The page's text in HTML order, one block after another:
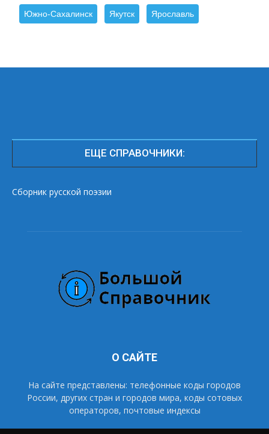
Южно-Сахалинск Якутск Ярославль
ЕЩЕ СПРАВОЧНИКИ:
Сборник русской поэзии
О САЙТЕ
На сайте представлены: телефонные коды городов
России, других стран и городов мира, коды сотовых
операторов, почтовые индексы